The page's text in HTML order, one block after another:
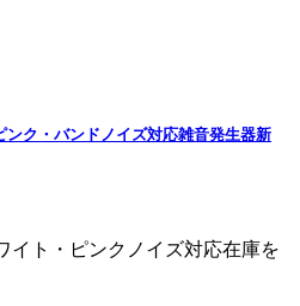
ンク・バンドノイズ対応雑音発生器新
イト・ピンクノイズ対応在庫を